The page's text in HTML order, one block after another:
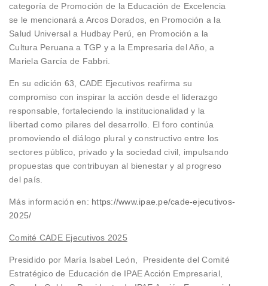
categoría de Promoción de la Educación de Excelencia
se le mencionará a Arcos Dorados, en Promoción a la
Salud Universal a Hudbay Perú, en Promoción a la
Cultura Peruana a TGP y a la Empresaria del Año, a
Mariela García de Fabbri.
En su edición 63, CADE Ejecutivos reafirma su
compromiso con inspirar la acción desde el liderazgo
responsable, fortaleciendo la institucionalidad y la
libertad como pilares del desarrollo. El foro continúa
promoviendo el diálogo plural y constructivo entre los
sectores público, privado y la sociedad civil, impulsando
propuestas que contribuyan al bienestar y al progreso
del país.
Más información en: https://www.ipae.pe/cade-ejecutivos-
2025/
Comité CADE Ejecutivos 2025
Presidido por María Isabel León, Presidente del Comité
Estratégico de Educación de IPAE Acción Empresarial,